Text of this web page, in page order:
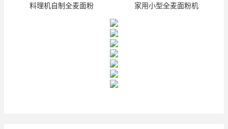
料理机自制全麦面粉 家用小型全麦面粉机